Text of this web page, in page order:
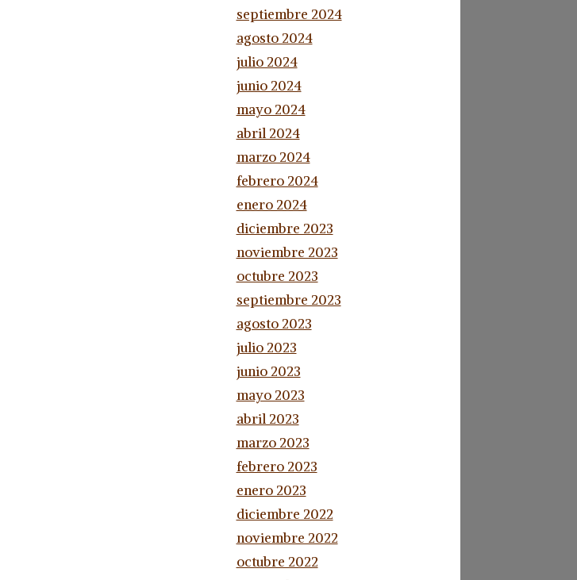
septiembre 2024
agosto 2024
julio 2024
junio 2024
mayo 2024
abril 2024
marzo 2024
febrero 2024
enero 2024
diciembre 2023
noviembre 2023
octubre 2023
septiembre 2023
agosto 2023
julio 2023
junio 2023
mayo 2023
abril 2023
marzo 2023
febrero 2023
enero 2023
diciembre 2022
noviembre 2022
octubre 2022